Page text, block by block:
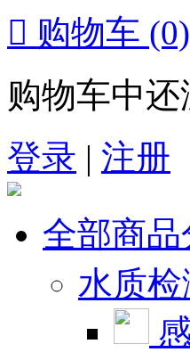
 购物车 (0)
购物车中
登录 | 注册
全部商品
水质